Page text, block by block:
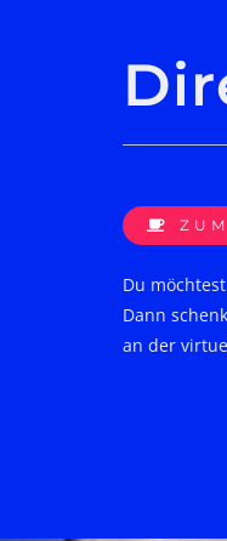
Du
Dann
an der